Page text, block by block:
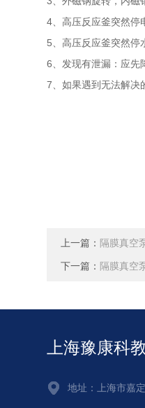
4、高压反应釜突然停
5、高压反应釜突然停
6、发现有泄漏：应先
7、如果遇到无法解决
上一篇： 隔膜真空
下一篇： 隔膜真空
上海豫康科
地址：上海市嘉